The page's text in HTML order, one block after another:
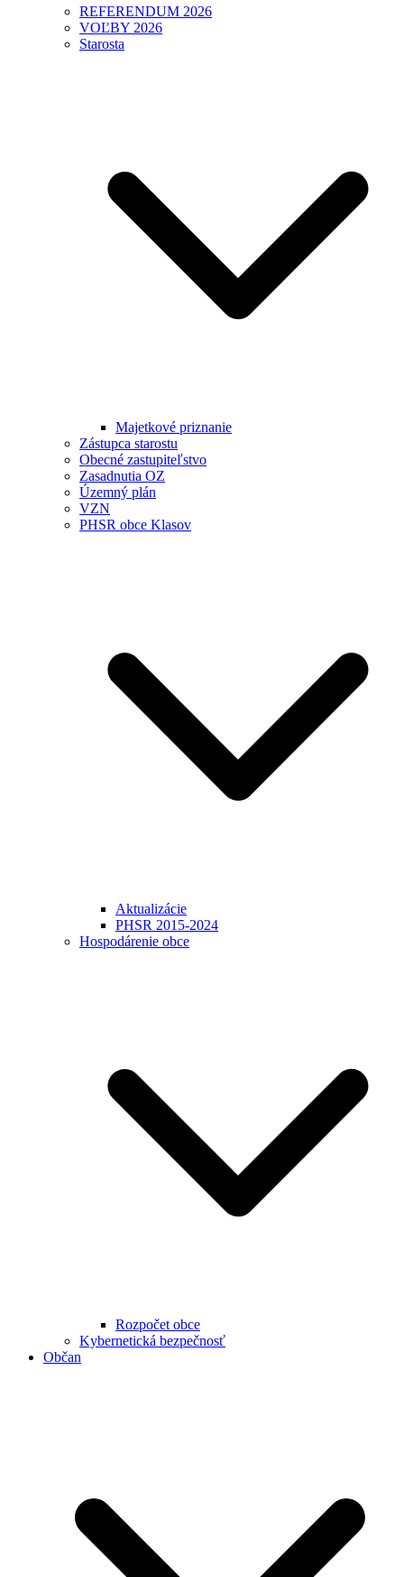
REFERENDUM 2026
VOĽBY 2026
Starosta
Majetkové priznanie
Zástupca starostu
Obecné zastupiteľstvo
Zasadnutia OZ
Územný plán
VZN
PHSR obce Klasov
Aktualizácie
PHSR 2015-2024
Hospodárenie obce
Rozpočet obce
Kybernetická bezpečnosť
Občan